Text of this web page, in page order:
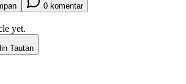
0 komentar
yet.
Tautan